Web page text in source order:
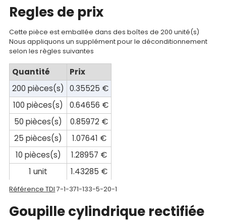
compte
Mon
panier
Contact
Regles de prix
Cette pièce est emballée dans des boîtes de 200 unité(s)
Nous appliquons un supplément pour le déconditionnement
selon les règles suivantes
Quantité
Prix
200 pièces(s)
0.35525 €
100 pièces(s)
0.64656 €
50 pièces(s)
0.85972 €
25 pièces(s)
1.07641 €
10 pièces(s)
1.28957 €
1 unit
1.43285 €
Référence TDI 7-1-371-133-5-20-1
Goupille cylindrique rectifiée